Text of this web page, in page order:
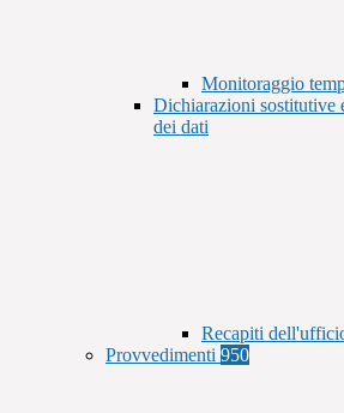
Monitoraggio
Dichiarazioni sostitutive
dei dati
Recapiti
Provvedimenti 950